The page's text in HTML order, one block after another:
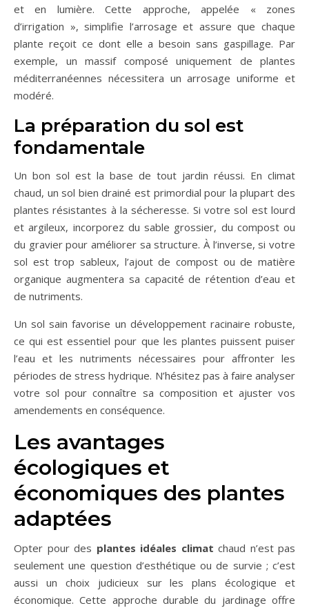
et en lumière. Cette approche, appelée « zones
d’irrigation », simplifie l’arrosage et assure que chaque
plante reçoit ce dont elle a besoin sans gaspillage. Par
exemple, un massif composé uniquement de plantes
méditerranéennes nécessitera un arrosage uniforme et
modéré.
La préparation du sol est
fondamentale
Un bon sol est la base de tout jardin réussi. En climat
chaud, un sol bien drainé est primordial pour la plupart des
plantes résistantes à la sécheresse. Si votre sol est lourd
et argileux, incorporez du sable grossier, du compost ou
du gravier pour améliorer sa structure. À l’inverse, si votre
sol est trop sableux, l’ajout de compost ou de matière
organique augmentera sa capacité de rétention d’eau et
de nutriments.
Un sol sain favorise un développement racinaire robuste,
ce qui est essentiel pour que les plantes puissent puiser
l’eau et les nutriments nécessaires pour affronter les
périodes de stress hydrique. N’hésitez pas à faire analyser
votre sol pour connaître sa composition et ajuster vos
amendements en conséquence.
Les avantages
écologiques et
économiques des plantes
adaptées
Opter pour des plantes idéales climat chaud n’est pas
seulement une question d’esthétique ou de survie ; c’est
aussi un choix judicieux sur les plans écologique et
économique. Cette approche durable du jardinage offre